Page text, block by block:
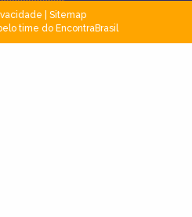
Sitemap
time do EncontraBrasil